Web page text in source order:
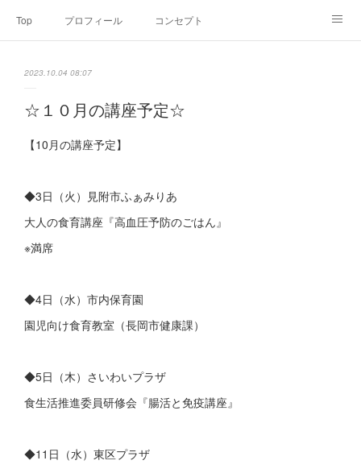
Top プロフィール コンセプト
SNS
2023.10.04 08:07
☆１０月の講座予定☆
【10月の講座予定】
◆3日（火）見附市ふぁみりあ
大人の食育講座『高血圧予防のごはん』
※満席
◆4日（水）市内保育園
園児向け食育教室（長岡市健康課）
◆5日（木）さいわいプラザ
食生活推進委員研修会『腸活と免疫講座』
◆11日（水）東区プラザ